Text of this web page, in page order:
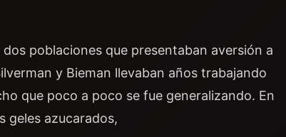
poblaciones que presentaban aversión a
y Bieman llevaban años trabajando
que poco a poco se fue generalizando. En
geles azucarados,